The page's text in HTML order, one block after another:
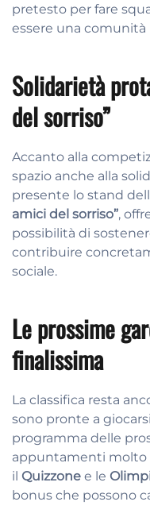
pretesto per fare
essere una comunità
Solidarietà
del sorriso”
Accanto alla
spazio anche alla
presente lo stand
amici del sorriso”,
possibilità di
contribuire
sociale.
Le prossime
finalissima
La classifica resta
sono pronte a
programma delle
appuntamenti molto
il Quizzone e le
bonus che possono